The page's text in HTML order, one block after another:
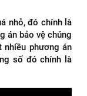
nhỏ, đó chính là
án bảo vệ chúng
phương án
số đó chính là